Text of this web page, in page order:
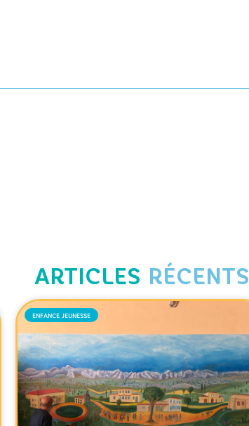
ARTICLES RÉCENTS
ENFANCE JEUNESSE